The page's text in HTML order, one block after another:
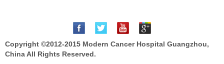
Copyright ©2012-2015 Modern Cancer Hospital Guangzhou,
China All Rights Reserved.